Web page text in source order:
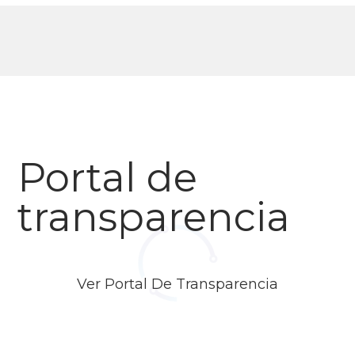
Portal de
transparencia
Ver Portal De Transparencia